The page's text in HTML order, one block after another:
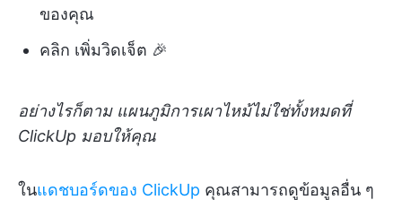
ของคุณ
คลิก เพิ่มวิดเจ็ต 🎉
อย่างไรก็ตาม แผนภูมิการเผาไหม้ไม่ใช่ทั้งหมดที่
ClickUp มอบให้คุณ
ในแดชบอร์ดของ ClickUp คุณสามารถดูข้อมูลอื่น ๆ